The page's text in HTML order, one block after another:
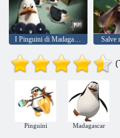
I Pinguini di Madagascar: Preda al panico Salve
Pinguini Madagascar